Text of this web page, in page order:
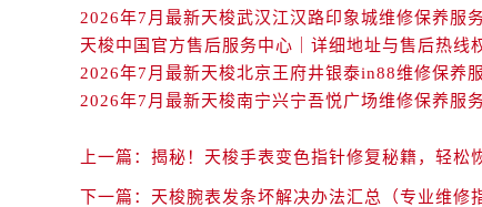
辽宁省辽阳市白塔区新运大街售后
辽宁省盘锦市兴隆台区石油大街售
辽宁省铁岭市银州区南马路售后服
辽宁省营口市站前区市府路与渤海
辽宁省沈阳市沈河区中街路83号亨
北京市朝阳区建国门外大街甲6号
2026年7月最新天梭武汉江汉路印象城维修保养服
2026年7月最新天梭北京王府井银泰in88维修保养
2026年7月最新天梭南宁兴宁吾悦广场维修保养服
上一篇： 揭秘！天梭手表变色指针修复秘籍，轻松
下一篇： 天梭腕表发条坏解决办法汇总（专业维修